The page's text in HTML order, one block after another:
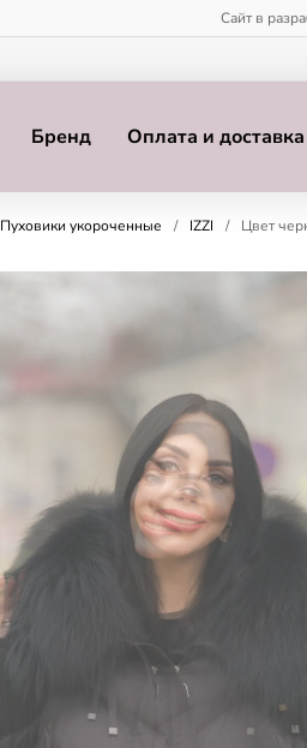
Сайт в
Бренд Оплата и доставка
Пуховики укороченные / IZZI / Цвет